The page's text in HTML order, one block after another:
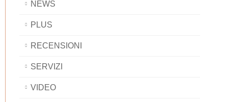
NEWS
PLUS
RECENSIONI
SERVIZI
VIDEO